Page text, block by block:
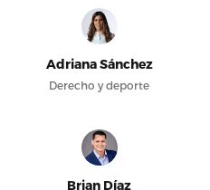
Adriana Sánchez
Derecho y deporte
Brian Díaz